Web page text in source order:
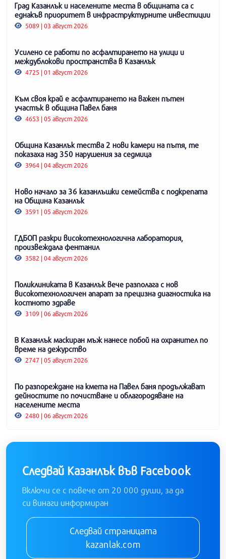
Град Казанлък и населените места в общината са с
еднакъв приоритет в инфраструктурните инвестиции
5089 | 03 август 2026
Усилено се работи по асфалтирането на улици и
междублокови пространства в Казанлък
4725 | 01 август 2026
Към своя край е асфалтирането на важен пътен
участък в община Павел баня
4653 | 05 август 2026
Община Казанлък тества 2 нови камери на пътя, те
показаха над 350 нарушения за седмица
3964 | 04 август 2026
Ново начало за 36 казанлъшки семейства с подкрепата
на Община Казанлък
3591 | 05 август 2026
ГДБОП разкри високотехнологична лаборатория,
произвеждала фентанил
3582 | 04 август 2026
Поликлиниката в Казанлък вече разполага с нов
високотехнологичен апарат за прецизна диагностика на
костното здраве
3109 | 06 август 2026
В Казанлък маскиран мъж нанесе побой на охранител по
време на дежурство
2747 | 05 август 2026
По разпореждане на кмета на Павел баня продължават
дейностите по почистване и облагородяване на
населените места
2480 | 06 август 2026
Следвай Казанлък във Facebook
Включи се с повече от 20 000 души, за да
си винаги информиран
Следвай страницата
kazanlak.com